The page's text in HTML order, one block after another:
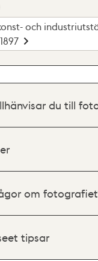
och
du till
om
tipsar